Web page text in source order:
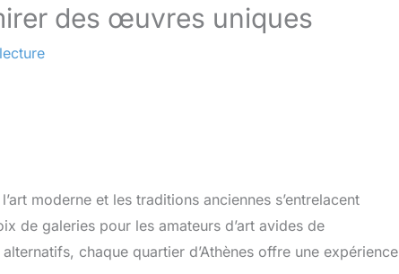
des œuvres uniques
moderne et les traditions anciennes s’entrelacent
de galeries pour les amateurs d’art avides de
chaque quartier d’Athènes offre une expérience